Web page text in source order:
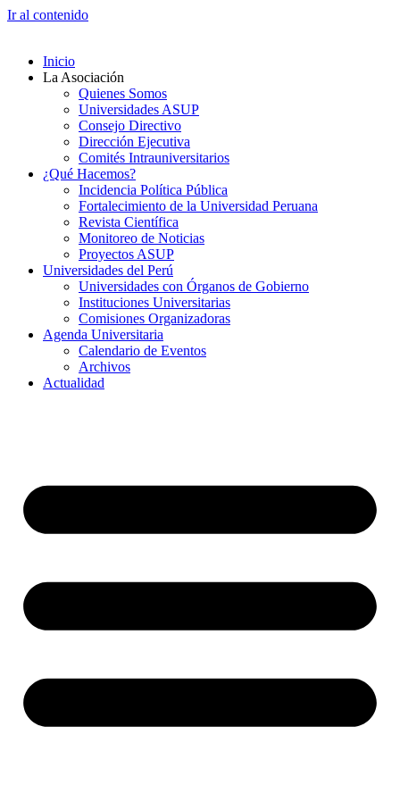
Ir al contenido
Inicio
La Asociación
Quienes Somos
Universidades ASUP
Consejo Directivo
Dirección Ejecutiva
Comités Intrauniversitarios
¿Qué Hacemos?
Incidencia Política Pública
Fortalecimiento de la Universidad Peruana
Revista Científica
Monitoreo de Noticias
Proyectos ASUP
Universidades del Perú
Universidades con Órganos de Gobierno
Instituciones Universitarias
Comisiones Organizadoras
Agenda Universitaria
Calendario de Eventos
Archivos
Actualidad